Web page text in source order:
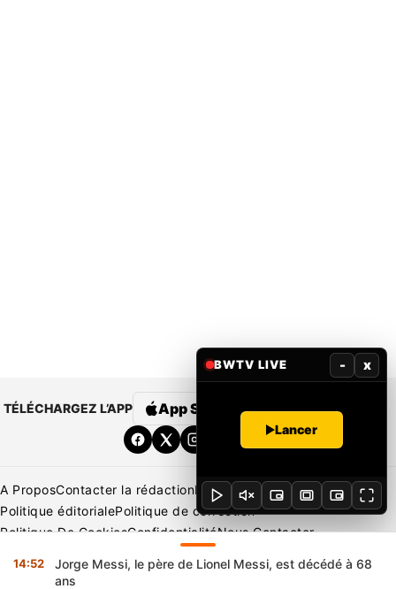
TÉLÉCHARGEZ L’APP App Store Google Play
A ProposContacter la rédactionRédaction Mentions légales
Politique éditorialePolitique de correction
Politique De CookiesConfidentialitéNous Contacter
Copyright © 2026 BENIN WEB TV | Tous Droits Réservés
14:52
Jorge Messi, le père de Lionel Messi, est décédé à 68
ans
BWTV LIVE - x
Lancer